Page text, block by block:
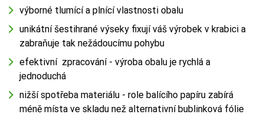
výborné tlumící a plnící vlastnosti obalu
unikátní šestihrané výseky fixují váš výrobek v krabici a
zabraňuje tak nežádoucímu pohybu
efektivní zpracování - výroba obalu je rychlá a
jednoduchá
nižší spotřeba materiálu - role balícího papíru zabírá
méně místa ve skladu než alternativní bublinková fólie